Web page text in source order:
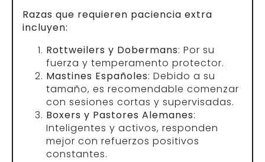
Razas que requieren paciencia extra
incluyen:
Rottweilers y Dobermans: Por su
fuerza y temperamento protector.
Mastines Españoles: Debido a su
tamaño, es recomendable comenzar
con sesiones cortas y supervisadas.
Boxers y Pastores Alemanes:
Inteligentes y activos, responden
mejor con refuerzos positivos
constantes.